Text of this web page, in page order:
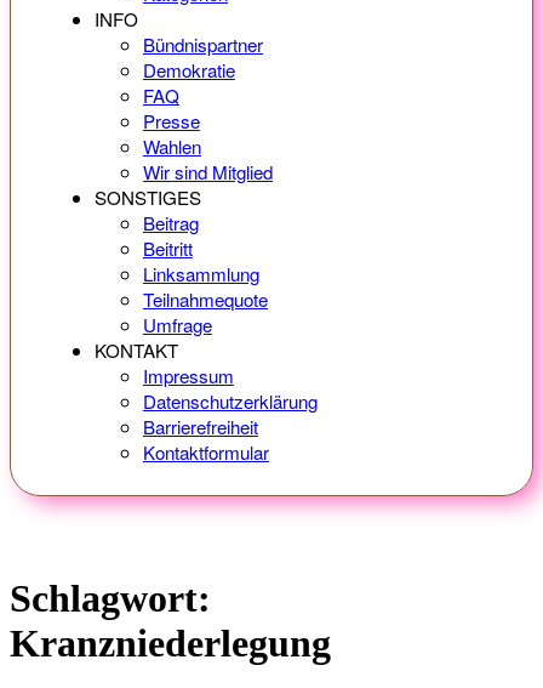
INFO
Bündnispartner
Demokratie
FAQ
Presse
Wahlen
Wir sind Mitglied
SONSTIGES
Beitrag
Beitritt
Linksammlung
Teilnahmequote
Umfrage
KONTAKT
Impressum
Datenschutzerklärung
Barrierefreiheit
Kontaktformular
Schlagwort:
Kranzniederlegung